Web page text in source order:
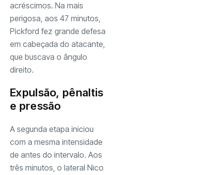
acréscimos. Na mais
perigosa, aos 47 minutos,
Pickford fez grande defesa
em cabeçada do atacante,
que buscava o ângulo
direito.
Expulsão, pênaltis
e pressão
A segunda etapa iniciou
com a mesma intensidade
de antes do intervalo. Aos
três minutos, o lateral Nico